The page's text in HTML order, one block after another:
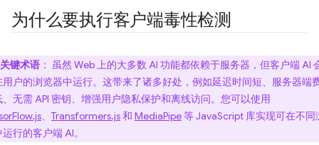
为什么要执行客户端毒性检测
关键术语 ： 虽然 Web 上的大多数 AI 功能都依赖于服务器，但客户端 AI
用户的浏览器中运行。这带来了诸多好处，例如延迟时间短、服务器端
、无需 API 密钥、增强用户隐私保护和离线访问。您可以使用
、 Transformers.js和 MediaPipe等 JavaScript 库实现可在不同
行的客户端 AI。